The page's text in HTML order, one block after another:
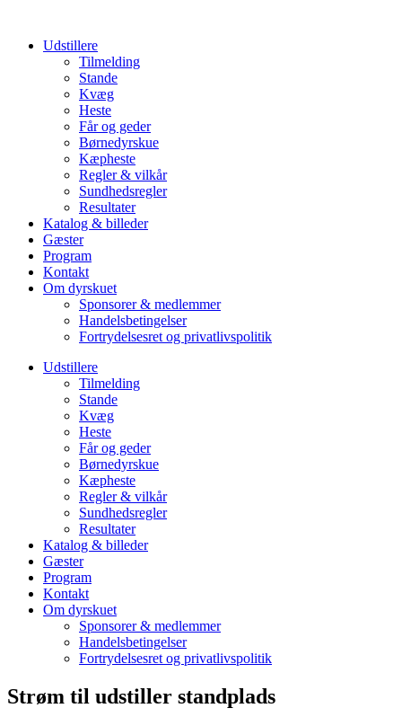
Udstillere
Tilmelding
Stande
Kvæg
Heste
Får og geder
Børnedyrskue
Kæpheste
Regler & vilkår
Sundhedsregler
Resultater
Katalog & billeder
Gæster
Program
Kontakt
Om dyrskuet
Sponsorer & medlemmer
Handelsbetingelser
Fortrydelsesret og privatlivspolitik
Udstillere
Tilmelding
Stande
Kvæg
Heste
Får og geder
Børnedyrskue
Kæpheste
Regler & vilkår
Sundhedsregler
Resultater
Katalog & billeder
Gæster
Program
Kontakt
Om dyrskuet
Sponsorer & medlemmer
Handelsbetingelser
Fortrydelsesret og privatlivspolitik
Strøm til udstiller standplads